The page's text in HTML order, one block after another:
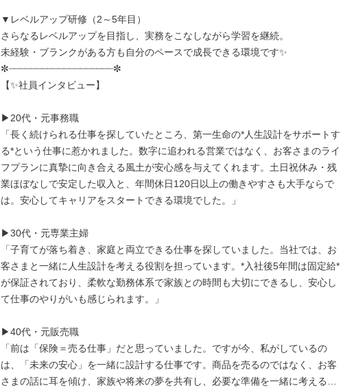
▼レベルアップ研修（2～5年目）
さらなるレベルアップを目指し、実務をこなしながら学習を継続。
未経験・ブランクがある方も自分のペースで成長できる環境です✨
✼┈┈┈┈┈┈┈┈┈┈┈┈┈┈┈┈┈┈┈✼
【✨社員インタビュー】
▶20代・元事務職
「長く続けられる仕事を探していたところ、第一生命の*人生設計をサポートす
る*という仕事に惹かれました。数字に追われる営業ではなく、お客さまのライ
フプランに真摯に向き合える風土が安心感を与えてくれます。土日祝休み・残
業ほぼなしで安定した収入と、年間休日120日以上の働きやすさも大手ならで
は。安心してキャリアをスタートできる環境でした。」
▶30代・元専業主婦
「子育てが落ち着き、家庭と両立できる仕事を探していました。当社では、お
客さまと一緒に人生設計を考える役割を担っています。*入社後5年間は固定給*
が保証されており、柔軟な勤務体系で家族との時間も大切にできるし、安心し
て仕事のやりがいも感じられます。」
▶40代・元販売職
「前は「保険＝売る仕事」だと思っていました。ですが今、私がしているの
は、「未来の安心」を一緒に設計する仕事です。商品を売るのではなく、お客
さまの話に耳を傾け、家族や将来の夢を共有し、必要な準備を一緒に考える…